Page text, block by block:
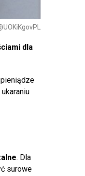
dla
. Dla
surowe